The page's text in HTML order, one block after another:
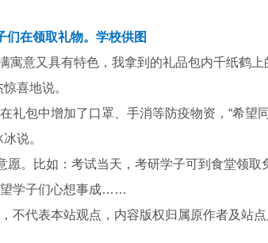
们在领取礼物。学校供图
寓意又具有特色，我拿到的礼品包内千纸鹤
喜地说。
礼包中增加了口罩、手消等防疫物资，“希望
说。
。比如：考试当天，考研学子可到食堂领取
望学子们心想事成……
不代表本站观点，内容版权归属原作者及站